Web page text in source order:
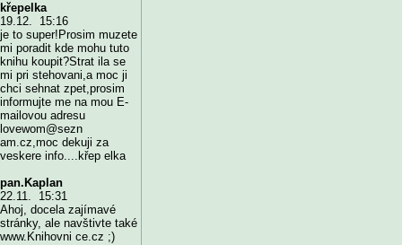
křepelka
19.12. 15:16
je to super!Prosim muzete
mi poradit kde mohu tuto
knihu koupit?Strat ila se
mi pri stehovani,a moc ji
chci sehnat zpet,prosim
informujte me na mou E-
mailovou adresu
lovewom@sezn
am.cz,moc dekuji za
veskere info....křep elka
pan.Kaplan
22.11. 15:31
Ahoj, docela zajímavé
stránky, ale navštivte také
www.Knihovni ce.cz ;)